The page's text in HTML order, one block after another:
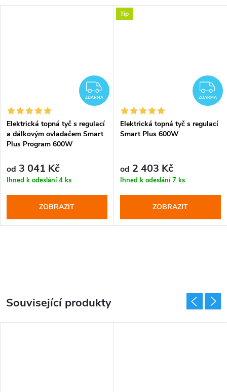
ZDARMA
ZDARMA
Elektrická topná tyč s regulací
a dálkovým ovladačem Smart
Plus Program 600W
od 3 041 Kč
Ihned k odeslání4 ks
ZOBRAZIT
Tip
ZDARMA
Elektrická topná tyč s regulací
Smart Plus 600W
od 2 403 Kč
Ihned k odeslání7 ks
ZOBRAZIT
Související produkty